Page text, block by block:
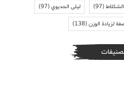
(97) ليلى الحديوي(97)
لزيادة الوزن(138)